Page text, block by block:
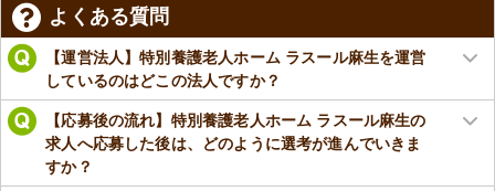
よくある質問
【運営法人】特別養護老人ホーム ラスール麻生を運営
しているのはどこの法人ですか？
【応募後の流れ】特別養護老人ホーム ラスール麻生の
求人へ応募した後は、どのように選考が進んでいきま
すか？